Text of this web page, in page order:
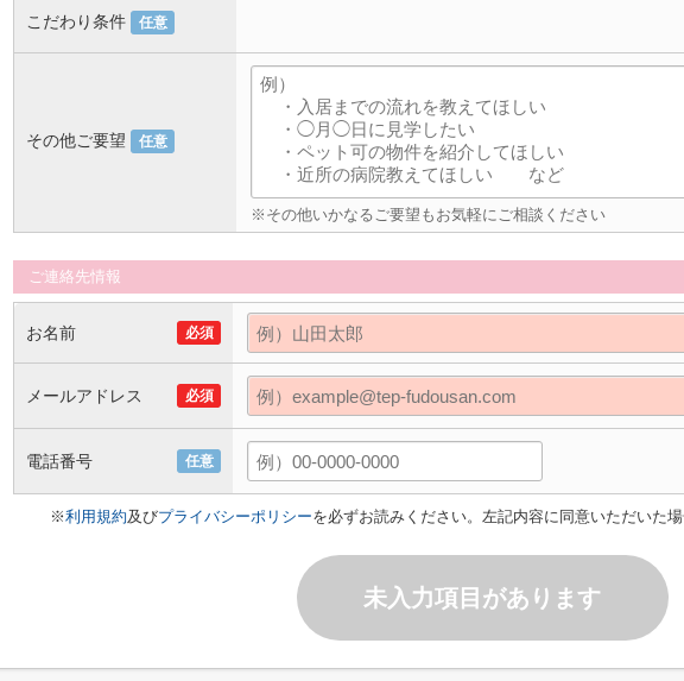
こだわり条件 任意
その他ご要望 任意
※その他いかなるご要望もお気軽にご相談ください
ご連絡先情報
お名前 必須
メールアドレス 必須
電話番号 任意
※利用規約及びプライバシーポリシーを必ずお読みください。左記内容に同意いただいた
未入力項目があります